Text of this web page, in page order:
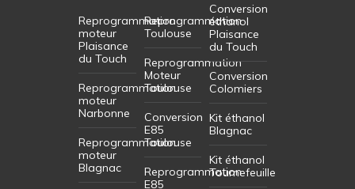
Reprogrammation
moteur
Plaisance
du Touch
Reprogrammation
moteur
Narbonne
Reprogrammation
moteur
Blagnac
Reprogrammation
Toulouse
Reprogrammation
Moteur
Toulouse
Conversion
E85
Toulouse
Reprogrammation
E85
Conversion
éthanol
Plaisance
du Touch
Conversion
Colomiers
Kit éthanol
Blagnac
Kit éthanol
Tournefeuille